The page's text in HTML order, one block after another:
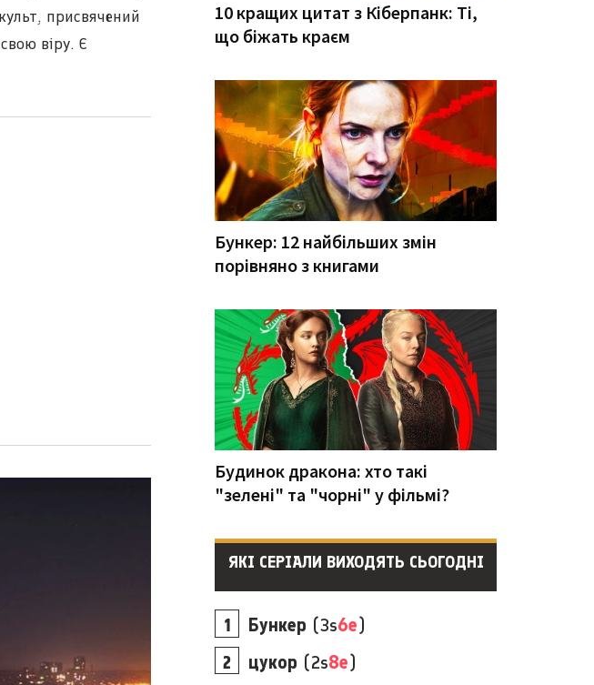
присвячений
віру. Є
10 кращих цитат з Кіберпанк: Ті,
що біжать краєм
Бункер: 12 найбільших змін
порівняно з книгами
Будинок дракона: хто такі
"зелені" та "чорні" у фільмі?
ЯКІ СЕРІАЛИ ВИХОДЯТЬ СЬОГОДНІ
Бункер (3s6e)
цукор (2s8e)